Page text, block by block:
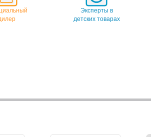
Эксперты в
детских товарах